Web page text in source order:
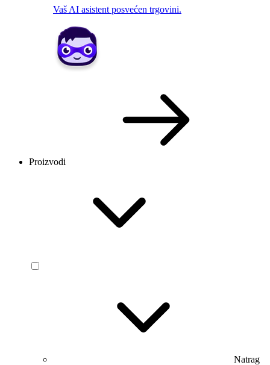
Vaš AI asistent posvećen trgovini.
Proizvodi
Natrag